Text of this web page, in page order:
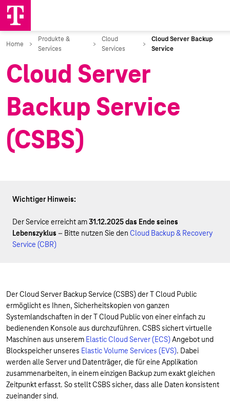
Cloud Server
Backup Service
(CSBS)
Wichtiger Hinweis:
Der Service erreicht am31.12.2025 das Ende seines
Lebenszyklus – Bitte nutzen Sie den Cloud Backup & Recovery
Service (CBR)
Der Cloud Server Backup Service (CSBS) der T Cloud Public
ermöglicht es Ihnen, Sicherheitskopien von ganzen
Systemlandschaften in der T Cloud Public von einer einfach zu
bedienenden Konsole aus durchzuführen. CSBS sichert virtuelle
Maschinen aus unserem Elastic Cloud Server (ECS)Angebot und
Blockspeicher unseres Elastic Volume Services (EVS). Dabei
werden alle Server und Datenträger, die für eine Applikation
zusammenarbeiten, in einem einzigen Backup zum exakt gleichen
Zeitpunkt erfasst. So stellt CSBS sicher, dass alle Daten konsistent
zueinander sind.